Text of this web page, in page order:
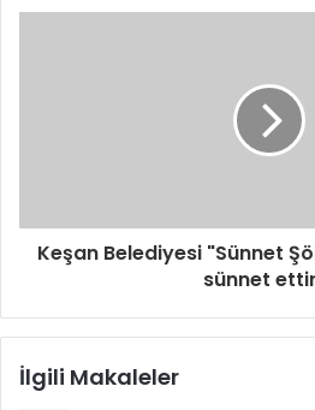
Keşan Belediyesi "Sünnet
sünnet
İlgili Makaleler